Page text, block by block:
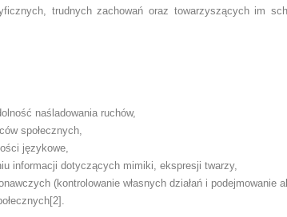
trudnych zachowań oraz towarzyszących im
naśladowania ruchów,
społecznych,
językowe,
informacji dotyczących mimiki, ekspresji twarzy,
(kontrolowanie własnych działań i podejmowanie